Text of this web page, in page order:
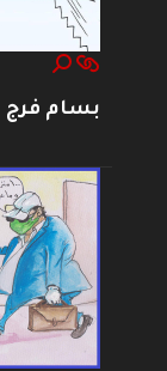
بسام فرج